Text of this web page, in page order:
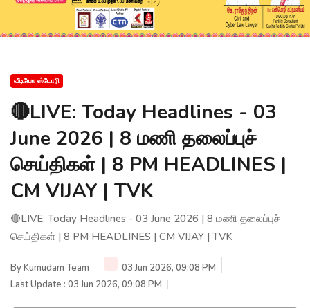
வீடியோ ஸ்டோரி
🔴LIVE: Today Headlines - 03
June 2026 | 8 மணி தலைப்புச்
செய்திகள் | 8 PM HEADLINES |
CM VIJAY | TVK
🔴LIVE: Today Headlines - 03 June 2026 | 8 மணி தலைப்புச்
செய்திகள் | 8 PM HEADLINES | CM VIJAY | TVK
ByKumudam Team
03 Jun 2026, 09:08 PM
Last Update : 03 Jun 2026, 09:08 PM